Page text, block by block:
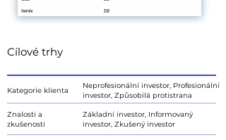
Cílové trhy
Kategorie klienta
Neprofesionální investor, Profesionální
investor, Způsobilá protistrana
Znalosti a
zkušenosti
Základní investor, Informovaný
investor, Zkušený investor